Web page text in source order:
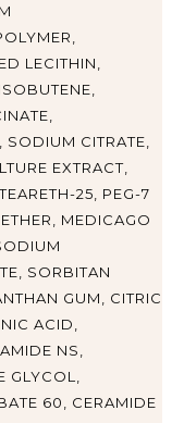
LECITHIN,
CITRATE,
EXTRACT,
25, PEG-7
MEDICAGO
SORBITAN
GUM, CITRIC
ACID,
NS,
GLYCOL,
60, CERAMIDE